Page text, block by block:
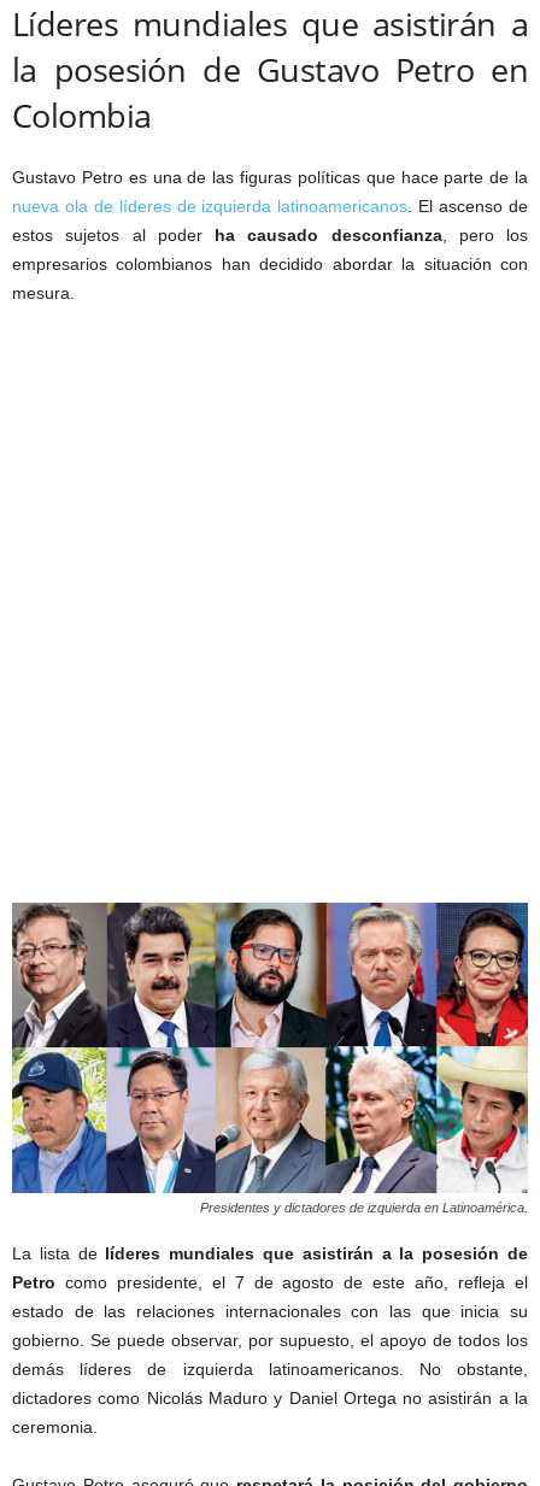
Líderes mundiales que asistirán a
la posesión de Gustavo Petro en
Colombia
Gustavo Petro es una de las figuras políticas que hace parte de la
nueva ola de líderes de izquierda latinoamericanos . El ascenso de
estos sujetos al poderha causado desconfianza, pero los
empresarios colombianos han decidido abordar la situación con
mesura.
Presidentes y dictadores de izquierda en Latinoamérica.
La lista delíderes mundiales que asistirán a la posesión de
Petro como presidente, el 7 de agosto de este año, refleja el
estado de las relaciones internacionales con las que inicia su
gobierno. Se puede observar, por supuesto, el apoyo de todos los
demás líderes de izquierda latinoamericanos. No obstante,
dictadores como Nicolás Maduro y Daniel Ortega no asistirán a la
ceremonia.